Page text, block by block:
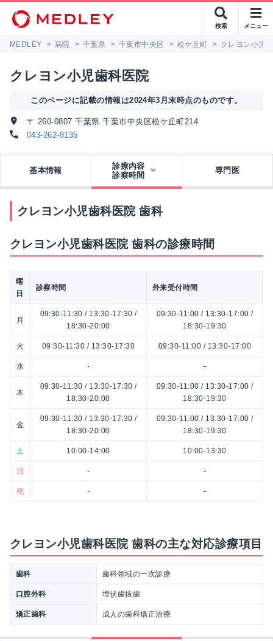
検索 メニュー
MEDLEY > 病院 > 千葉県 > 千葉市中央区 > 松ケ丘町 > クレヨン小児
クレヨン小児歯科医院
このページに記載の情報は2024年3月末時点のものです。
〒 260-0807 千葉県 千葉市中央区松ケ丘町214
043-262-8135
基本情報
診療内容
診察時間
専門医
クレヨン小児歯科医院 歯科
クレヨン小児歯科医院 歯科の診療時間
曜
日
診察時間 外来受付時間
月
09:30-11:30 / 13:30-17:30 /
18:30-20:00
09:30-11:00 / 13:30-17:00 /
18:30-19:30
火 09:30-11:30 / 13:30-17:30 09:30-11:00 / 13:30-17:00
水 - -
木
09:30-11:30 / 13:30-17:30 /
18:30-20:00
09:30-11:00 / 13:30-17:00 /
18:30-19:30
金
09:30-11:30 / 13:30-17:30 /
18:30-20:00
09:30-11:00 / 13:30-17:00 /
18:30-19:30
土 10:00-14:00 10:00-13:30
日 - -
祝 - -
クレヨン小児歯科医院 歯科の主な対応診療項目
歯科 歯科領域の一次診療
口腔外科 埋伏歯抜歯
矯正歯科 成人の歯科矯正治療